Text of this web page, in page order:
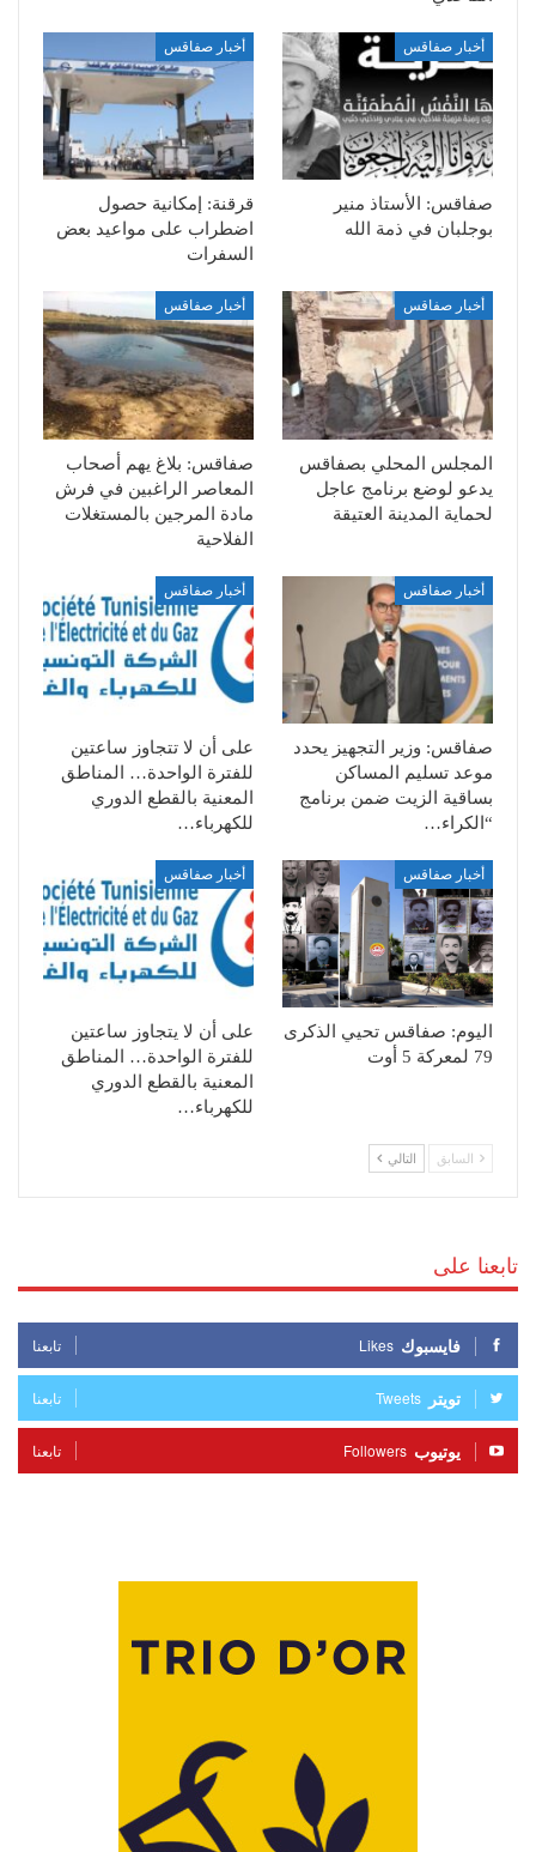
أخبار صفاقس
صفاقس: الأستاذ منير
بوجلبان في ذمة الله
أخبار صفاقس
قرقنة: إمكانية حصول
اضطراب على مواعيد بعض
السفرات
أخبار صفاقس
المجلس المحلي بصفاقس
يدعو لوضع برنامج عاجل
لحماية المدينة العتيقة
أخبار صفاقس
صفاقس: بلاغ يهم أصحاب
المعاصر الراغبين في فرش
مادة المرجين بالمستغلات
الفلاحية
أخبار صفاقس
صفاقس: وزير التجهيز يحدد
موعد تسليم المساكن
بساقية الزيت ضمن برنامج
“الكراء…
أخبار صفاقس
على أن لا تتجاوز ساعتين
للفترة الواحدة… المناطق
المعنية بالقطع الدوري
للكهرباء…
أخبار صفاقس
اليوم: صفاقس تحيي الذكرى
79 لمعركة 5 أوت
أخبار صفاقس
على أن لا يتجاوز ساعتين
للفترة الواحدة… المناطق
المعنية بالقطع الدوري
للكهرباء…
السابق التالي
تابعنا على
فايسبوك Likes تابعنا
تويتر Tweets تابعنا
يوتيوب Followers تابعنا